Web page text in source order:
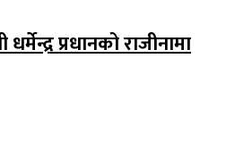
धर्मेन्द्र प्रधानको राजीनामा